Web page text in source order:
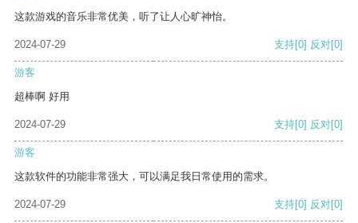
这款游戏的音乐非常优美，听了让人心旷神怡。
2024-07-29 支持[0] 反对[0]
游客
超棒啊 好用
2024-07-29 支持[0] 反对[0]
游客
这款软件的功能非常强大，可以满足我日常使用的需求。
2024-07-29 支持[0] 反对[0]